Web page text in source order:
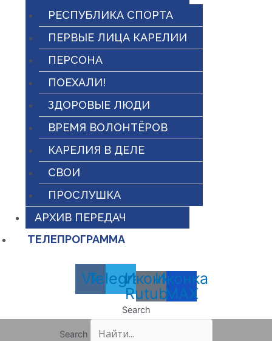
РЕСПУБЛИКА СПОРТА
ПЕРВЫЕ ЛИЦА КАРЕЛИИ
ПЕРСОНА
ПОЕХАЛИ!
ЗДОРОВЫЕ ЛЮДИ
ВРЕМЯ ВОЛОНТЁРОВ
КАРЕЛИЯ В ДЕЛЕ
СВОИ
ПРОСЛУШКА
АРХИВ ПЕРЕДАЧ
ТЕЛЕПРОГРАММА
Vk
Telegram
Иконка
Rutube
Иконка
MAX
Search
Search